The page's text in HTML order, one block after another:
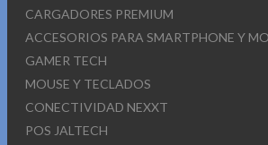
CARGADORES PREMIUM
ACCESORIOS PARA SMARTPHONE Y
GAMER TECH
MOUSE Y TECLADOS
CONECTIVIDAD NEXXT
POS JALTECH